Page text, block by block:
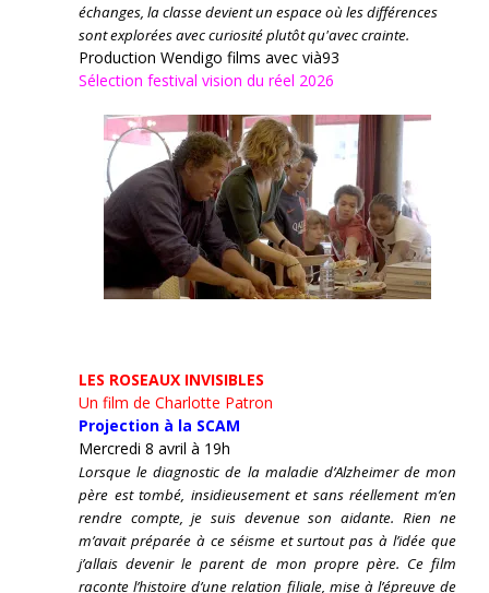
échanges, la classe devient un espace où les différences
sont explorées avec curiosité plutôt qu'avec crainte.
Production Wendigo films avec vià93
Sélection festival vision du réel 2026
LES ROSEAUX INVISIBLES
Un film de Charlotte Patron
Projection à la SCAM
Mercredi 8 avril à 19h
Lorsque le diagnostic de la maladie d’Alzheimer de mon
père est tombé, insidieusement et sans réellement m’en
rendre compte, je suis devenue son aidante. Rien ne
m’avait préparée à ce séisme et surtout pas à l’idée que
j’allais devenir le parent de mon propre père. Ce film
raconte l’histoire d’une relation filiale, mise à l’épreuve de